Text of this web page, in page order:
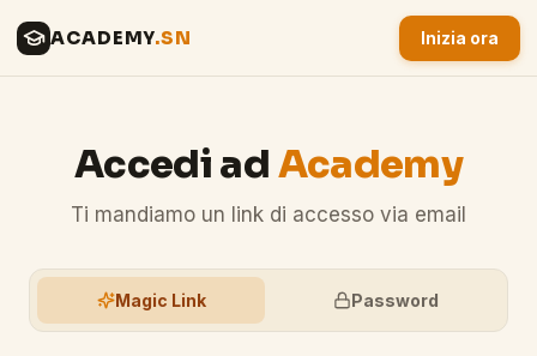
ACADEMY.SN Inizia ora
Accedi ad Academy
Ti mandiamo un link di accesso via email
Magic Link Password